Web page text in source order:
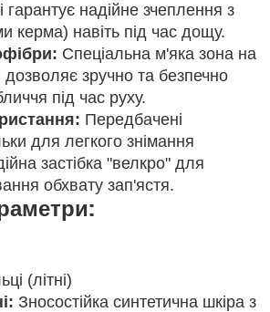
гарантує надійне зчеплення з
керма) навіть під час дощу.
Спеціальна м'яка зона на
дозволяє зручно та безпечно
під час руху.
Передбачені
для легкого знімання
застібка "велкро" для
обхвату зап'ястя.
(літні)
Зносостійка синтетична шкіра з